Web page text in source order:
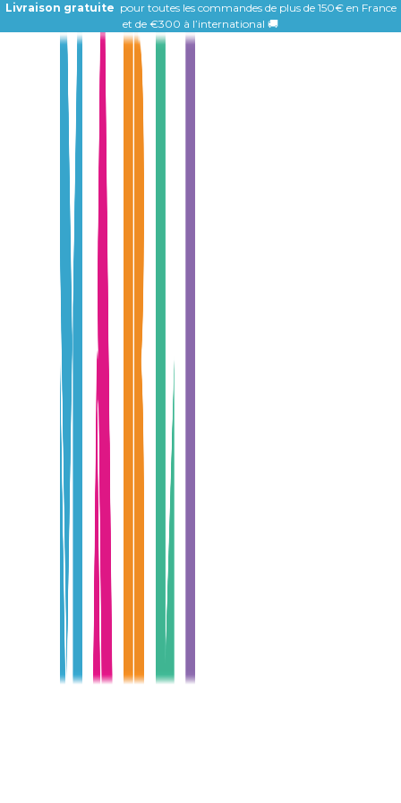
Livraison gratuite pour toutes les commandes de plus de 150€ en France
et de €300 à l’international 🚚